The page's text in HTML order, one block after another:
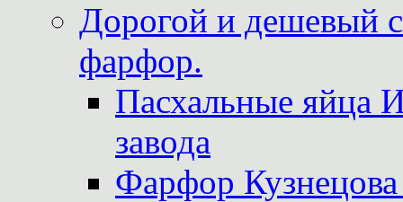
Дорогой и дешевый
фарфор.
Пасхальные яйца
завода
Фарфор